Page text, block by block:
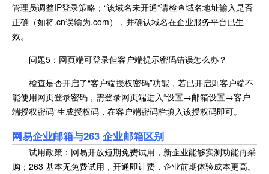
管理员调整IP登录策略；“该域名未开通”请检查域名地址输入是否
正确（如将.cn误输为.com），并确认域名在企业服务平台已生
效。
问题5：网页端可登录但客户端提示密码错误怎么办？
检查是否开启了“客户端授权密码”功能，若已开启则客户端不
能使用网页登录密码，需登录网页端进入“设置→邮箱设置→客户
端授权密码”生成授权码，在客户端密码栏填入该授权码即可。
网易企业邮箱与263 企业邮箱区别
试用政策：网易开放短期免费试用，新企业能够实测功能再采
购；263 基本无免费试用，开通即计费，企业前期体验成本更高。